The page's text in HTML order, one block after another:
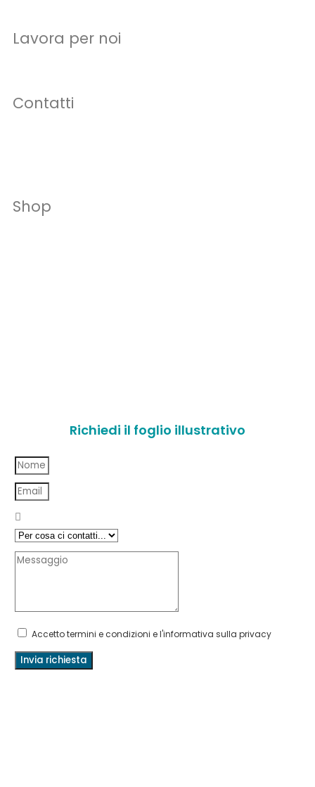
Lavora per noi
Contatti
Shop
Richiedi il foglio illustrativo
Accetto termini e condizioni e l'informativa sulla privacy
Invia richiesta